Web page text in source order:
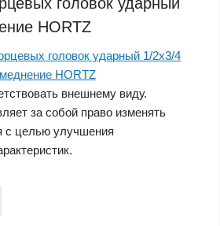
HORTZ
внешнему виду.
за собой право изменять
с целью улучшения